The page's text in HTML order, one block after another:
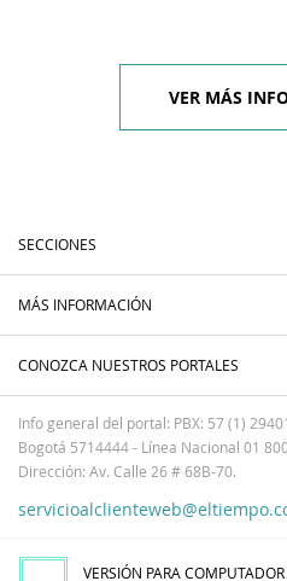
VER MÁS
SECCIONES
MÁS INFORMACIÓN
CONOZCA NUESTROS PORTALES
Info general del portal: PBX: 57 (1)
Bogotá 5714444 - Línea Nacional 01
Dirección: Av. Calle 26 # 68B-70.
VERSIÓN PARA COMPUTADOR